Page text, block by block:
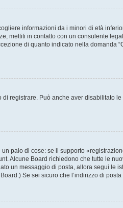
informazioni da i minori di età
mettiti in contatto con un consulente
di quanto indicato nella domanda
registrare. Può anche aver disabilitato
paio di cose: se il supporto
Alcune Board richiedono che tutte le
un messaggio di posta, allora segui le
Se sei sicuro che l’indirizzo di